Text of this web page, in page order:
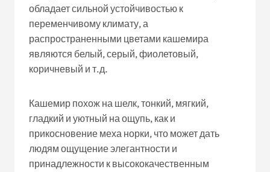
обладает сильной устойчивостью к
переменчивому климату, а
распространенными цветами кашемира
являются белый, серый, фиолетовый,
коричневый и т.д.
Кашемир похож на шелк, тонкий, мягкий,
гладкий и уютный на ощупь, как и
прикосновение меха норки, что может дать
людям ощущение элегантности и
принадлежности к высококачественным